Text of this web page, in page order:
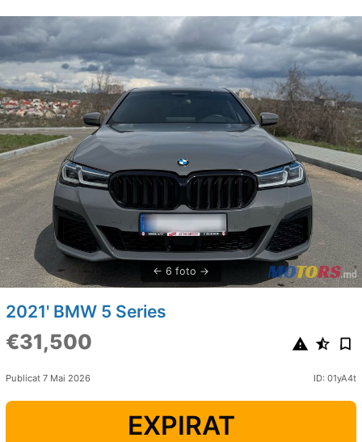
6 foto
2021' BMW 5 Series
€31,500
Publicat 7 Mai 2026 ID: 01yA4t
EXPIRAT